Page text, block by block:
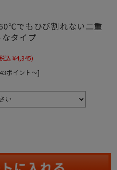
でもひび割れない二重
タイプ
込 ¥4,345)
ポイント～]